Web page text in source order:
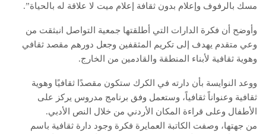
مسك بالرفوف وإعلام بدون ثقافة إعلام ميت لا علاقة له بالحياة”.
وأوضح أن فكرة الدارات التي أطلقتها جمعية التواصل انبثقت من
وعي متقدم يهدف إلى تكريم المثقفين وجعل دورهم مقصد ثقافي
وهوية ثقافية لأبناء المنطقة والقادمين من الخارج.
ووعد النوايسة بأن دارته في الكرك ستكون مقصدًا ثقافيًا وهوية
ثقافية وعنواناً ثقافياً، وستعمل وفق برنامج مدروس يركز على
الأطفال وعلى قراءة المكان الأردني من خلال النص الأدبي.
من جهتها، وصفت الكاتبة العمايرة فكرة وجود دارة ثقافية باسم